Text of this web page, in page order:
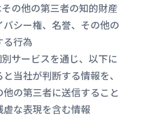
の他の第三者の知的財産
シー権、名誉、その他の
る行為
サービスを通じ、以下に
当社が判断する情報を、
の第三者に送信すること
虐な表現を含む情報